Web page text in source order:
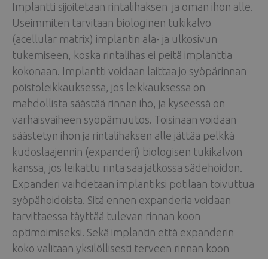
Implantti sijoitetaan rintalihaksen ja oman ihon alle.
Useimmiten tarvitaan biologinen tukikalvo
(acellular matrix) implantin ala- ja ulkosivun
tukemiseen, koska rintalihas ei peitä implanttia
kokonaan. Implantti voidaan laittaa jo syöpärinnan
poistoleikkauksessa, jos leikkauksessa on
mahdollista säästää rinnan iho, ja kyseessä on
varhaisvaiheen syöpämuutos. Toisinaan voidaan
säästetyn ihon ja rintalihaksen alle jättää pelkkä
kudoslaajennin (expanderi) biologisen tukikalvon
kanssa, jos leikattu rinta saa jatkossa sädehoidon.
Expanderi vaihdetaan implantiksi potilaan toivuttua
syöpähoidoista. Sitä ennen expanderia voidaan
tarvittaessa täyttää tulevan rinnan koon
optimoimiseksi. Sekä implantin että expanderin
koko valitaan yksilöllisesti terveen rinnan koon